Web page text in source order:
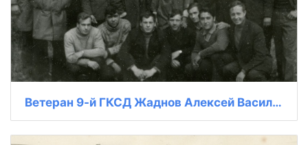
Ветеран 9-й ГКСД Жаднов Алексей Васильевич